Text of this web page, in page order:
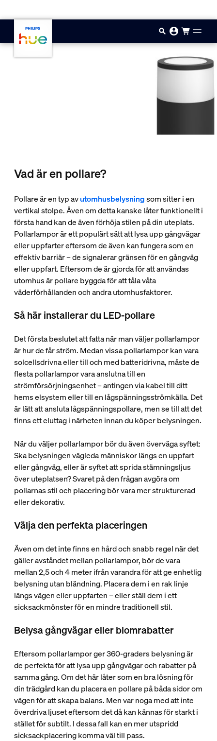
Vad är en pollare?
Pollare är en typ avutomhusbelysningsom sitter i en
vertikal stolpe. Även om detta kanske låter funktionellt i
första hand kan de även förhöja stilen på din uteplats.
Pollarlampor är ett populärt sätt att lysa upp gångvägar
eller uppfarter eftersom de även kan fungera som en
effektiv barriär – de signalerar gränsen för en gångväg
eller uppfart. Eftersom de är gjorda för att användas
utomhus är pollare byggda för att tåla våta
väderförhållanden och andra utomhusfaktorer.
Så här installerar du LED-pollare
Det första beslutet att fatta när man väljer pollarlampor
är hur de får ström. Medan vissa pollarlampor kan vara
solcellsdrivna eller till och med batteridrivna, måste de
flesta pollarlampor vara anslutna till en
strömförsörjningsenhet – antingen via kabel till ditt
hems elsystem eller till en lågspänningsströmkälla. Det
är lätt att ansluta lågspänningspollare, men se till att det
finns ett eluttag i närheten innan du köper belysningen.
När du väljer pollarlampor bör du även överväga syftet:
Ska belysningen vägleda människor längs en uppfart
eller gångväg, eller är syftet att sprida stämningsljus
över uteplatsen? Svaret på den frågan avgöra om
pollarnas stil och placering bör vara mer strukturerad
eller dekorativ.
Välja den perfekta placeringen
Även om det inte finns en hård och snabb regel när det
gäller avståndet mellan pollarlampor, bör de vara
mellan 2,5 och 4 meter ifrån varandra för att ge enhetlig
belysning utan bländning. Placera dem i en rak linje
längs vägen eller uppfarten – eller ställ dem i ett
sicksackmönster för en mindre traditionell stil.
Belysa gångvägar eller blomrabatter
Eftersom pollarlampor ger 360-graders belysning är
de perfekta för att lysa upp gångvägar och rabatter på
samma gång. Om det här låter som en bra lösning för
din trädgård kan du placera en pollare på båda sidor om
vägen för att skapa balans. Men var noga med att inte
överdriva ljuset eftersom det då kan kännas för starkt i
stället för subtilt. I dessa fall kan en mer utspridd
sicksackplacering komma väl till pass.